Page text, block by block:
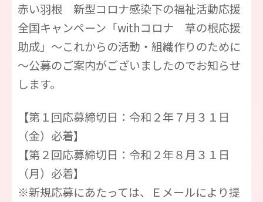
赤い羽根 新型コロナ感染下の福祉活動応援
全国キャンペーン「withコロナ 草の根応援
助成」～これからの活動・組織作りのために
～公募のご案内がございましたのでお知らせ
します。
【第１回応募締切日：令和２年７月３１日
（金）必着】
【第２回応募締切日：令和２年８月３１日
（月）必着】
※新規応募にあたっては、Ｅメールにより提